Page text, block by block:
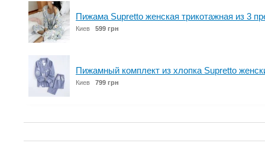
Пижама Supretto женская трикотажная из 3
Киев 599 грн
Пижамный комплект из хлопка Supretto
Киев 799 грн